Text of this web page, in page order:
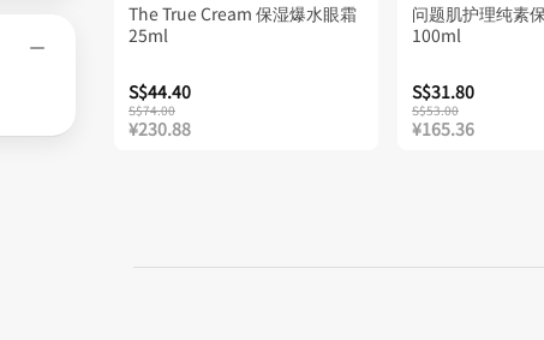
The True Cream 保湿爆水眼霜
25ml
S$44.40
S$74.00
¥230.88
问题肌护理纯素
100ml
S$31.80
S$53.00
¥165.36